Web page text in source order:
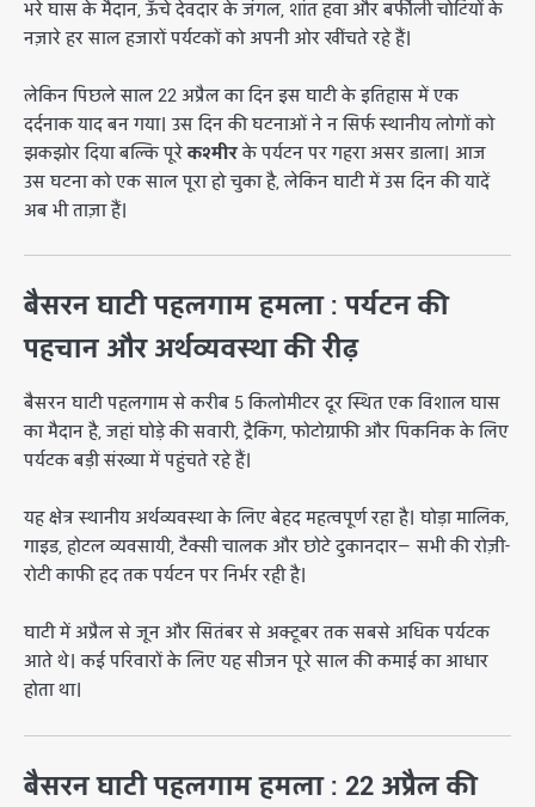
भरे घास के मैदान, ऊँचे देवदार के जंगल, शांत हवा और बर्फीली चोटियों के
नज़ारे हर साल हजारों पर्यटकों को अपनी ओर खींचते रहे हैं।
लेकिन पिछले साल 22 अप्रैल का दिन इस घाटी के इतिहास में एक
दर्दनाक याद बन गया। उस दिन की घटनाओं ने न सिर्फ स्थानीय लोगों को
झकझोर दिया बल्कि पूरेकश्मीरके पर्यटन पर गहरा असर डाला। आज
उस घटना को एक साल पूरा हो चुका है, लेकिन घाटी में उस दिन की यादें
अब भी ताज़ा हैं।
बैसरन घाटी पहलगाम हमला : पर्यटन की
पहचान और अर्थव्यवस्था की रीढ़
बैसरन घाटी पहलगाम से करीब 5 किलोमीटर दूर स्थित एक विशाल घास
का मैदान है, जहां घोड़े की सवारी, ट्रैकिंग, फोटोग्राफी और पिकनिक के लिए
पर्यटक बड़ी संख्या में पहुंचते रहे हैं।
यह क्षेत्र स्थानीय अर्थव्यवस्था के लिए बेहद महत्वपूर्ण रहा है। घोड़ा मालिक,
गाइड, होटल व्यवसायी, टैक्सी चालक और छोटे दुकानदार— सभी की रोज़ी-
रोटी काफी हद तक पर्यटन पर निर्भर रही है।
घाटी में अप्रैल से जून और सितंबर से अक्टूबर तक सबसे अधिक पर्यटक
आते थे। कई परिवारों के लिए यह सीजन पूरे साल की कमाई का आधार
होता था।
बैसरन घाटी पहलगाम हमला : 22 अप्रैल की